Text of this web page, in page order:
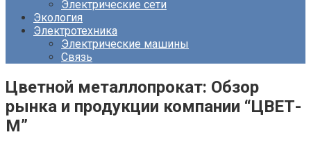
Электрические сети
Экология
Электротехника
Электрические машины
Связь
Цветной металлопрокат: Обзор
рынка и продукции компании “ЦВЕТ-
М”